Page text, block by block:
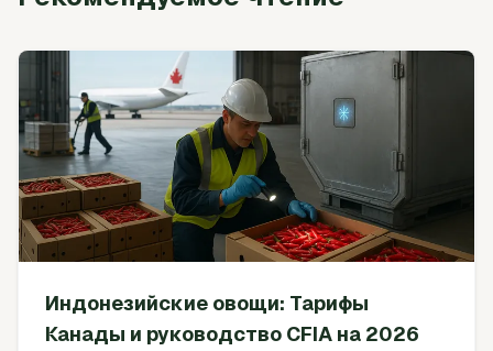
Индонезийские овощи: Тарифы
Канады и руководство CFIA на 2026